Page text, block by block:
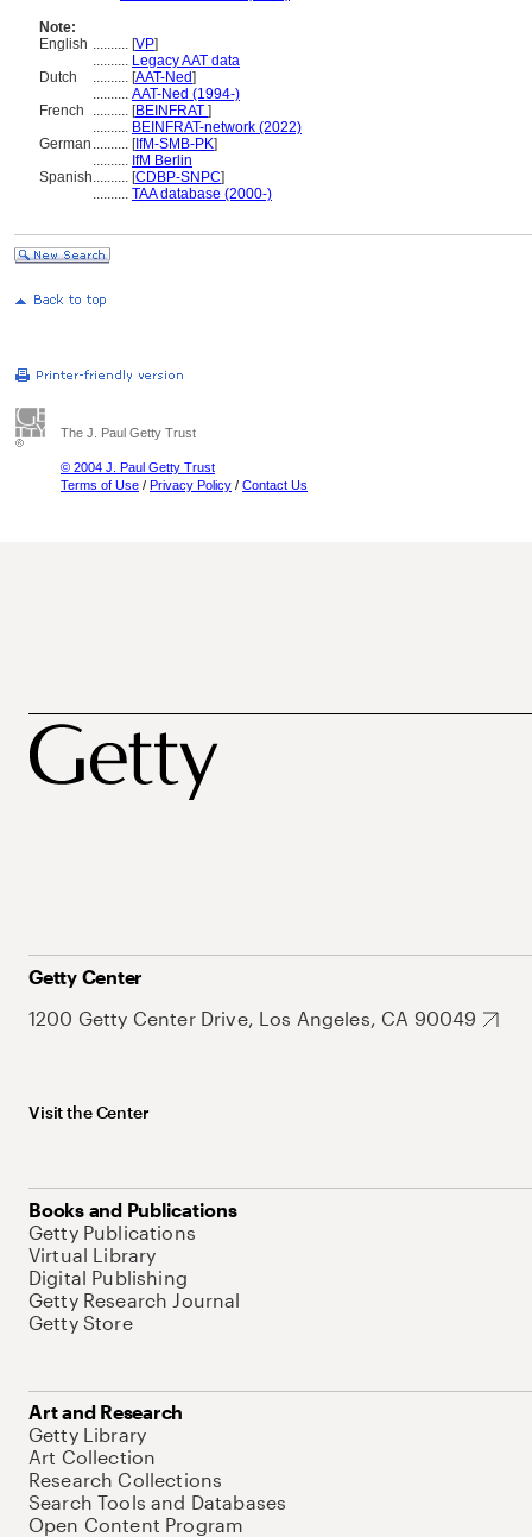
Note:
English .......... [VP]
.......... Legacy AAT data
Dutch
.......... [AAT-Ned]
.......... AAT-Ned (1994-)
French
.......... [BEINFRAT ]
.......... BEINFRAT-network (2022)
German .......... [IfM-SMB-PK]
.......... IfM Berlin
Spanish.......... [CDBP-SNPC]
.......... TAA database (2000-)
The J. Paul Getty Trust
© 2004 J. Paul Getty Trust
Terms of Use / Privacy Policy / Contact Us
Getty Center
1200 Getty Center Drive, Los Angeles, CA 90049
Visit the Center
Books and Publications
Getty Publications
Virtual Library
Digital Publishing
Getty Research Journal
Getty Store
Art and Research
Getty Library
Art Collection
Research Collections
Search Tools and Databases
Open Content Program